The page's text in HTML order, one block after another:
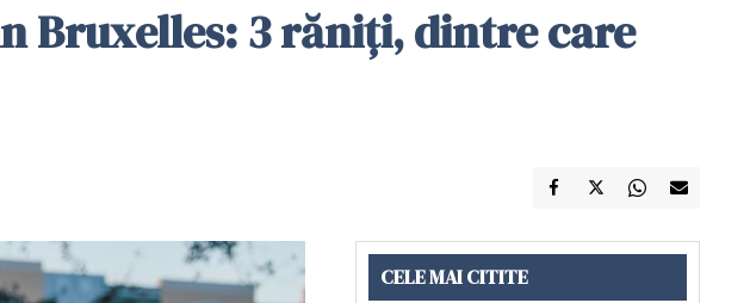
Bruxelles: 3 răniţi, dintre care
CELE MAI CITITE